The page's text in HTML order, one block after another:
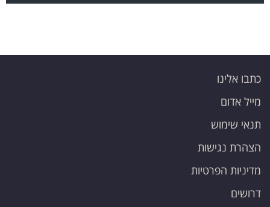
כתבו אלינו
מייל אדום
תנאי שימוש
הצהרת נגישות
מדיניות הפרטיות
דרושים